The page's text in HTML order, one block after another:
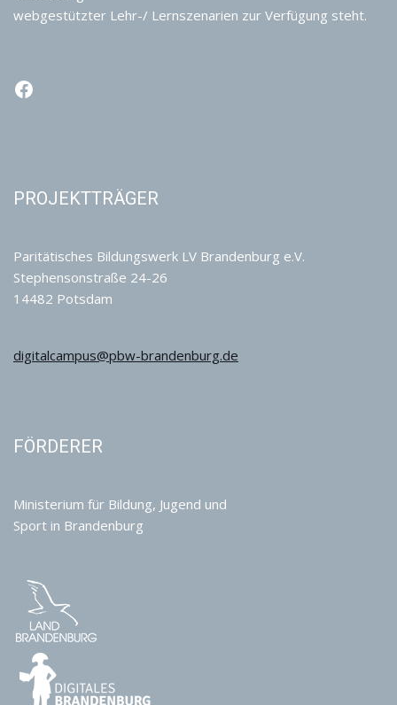
webgestützter Lehr-/ Lernszenarien zur Verfügung steht.
PROJEKTTRÄGER
Paritätisches Bildungswerk LV Brandenburg e.V.
Stephensonstraße 24-26
14482 Potsdam
digitalcampus@pbw-brandenburg.de
FÖRDERER
Ministerium für Bildung, Jugend und
Sport in Brandenburg